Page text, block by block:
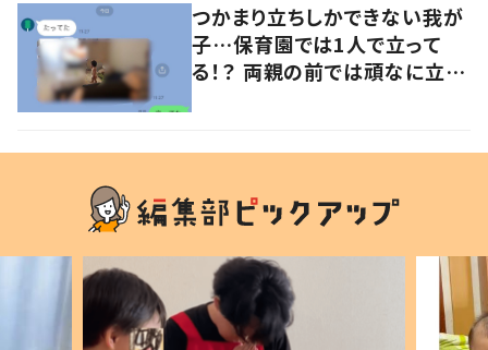
つかまり立ちしかできない我が
子…保育園では1人で立って
る！？ 両親の前では頑なに立た